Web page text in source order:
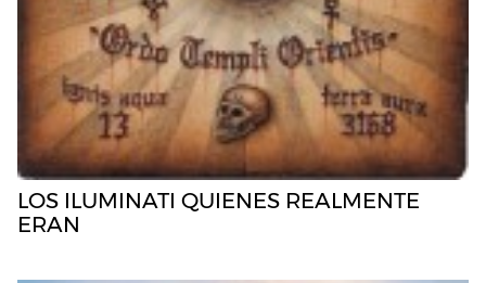
LOS ILUMINATI QUIENES REALMENTE
ERAN